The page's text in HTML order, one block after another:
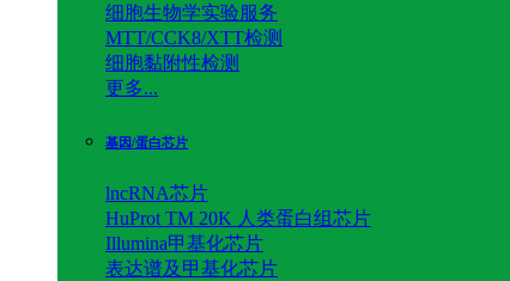
细胞生物学实验服务
MTT/CCK8/XTT检测
细胞黏附性检测
更多...
基因/蛋白芯片
lncRNA芯片
HuProt TM 20K 人类蛋白组芯片
Illumina甲基化芯片
表达谱及甲基化芯片